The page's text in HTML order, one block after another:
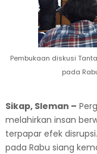
Pembukaan diskusi
pada
Sikap, Sleman –
melahirkan insan
terpapar efek
pada Rabu siang